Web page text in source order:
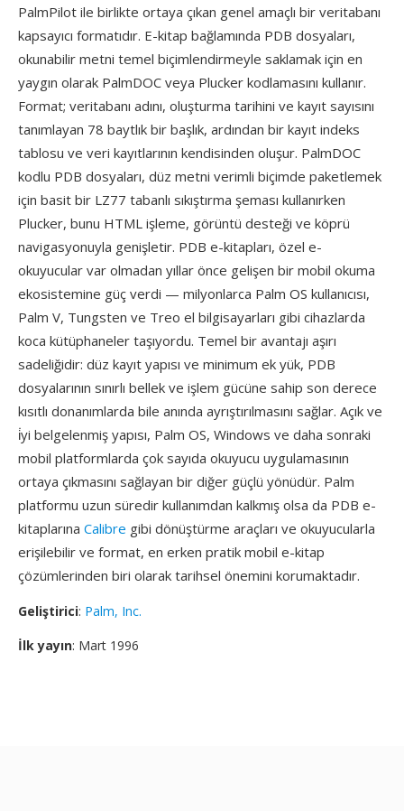
PalmPilot ile birlikte ortaya çıkan genel amaçlı bir veritabanı
kapsayıcı formatıdır. E-kitap bağlamında PDB dosyaları,
okunabilir metni temel biçimlendirmeyle saklamak için en
yaygın olarak PalmDOC veya Plucker kodlamasını kullanır.
Format; veritabanı adını, oluşturma tarihini ve kayıt sayısını
tanımlayan 78 baytlık bir başlık, ardından bir kayıt indeks
tablosu ve veri kayıtlarının kendisinden oluşur. PalmDOC
kodlu PDB dosyaları, düz metni verimli biçimde paketlemek
için basit bir LZ77 tabanlı sıkıştırma şeması kullanırken
Plucker, bunu HTML işleme, görüntü desteği ve köprü
navigasyonuyla genişletir. PDB e-kitapları, özel e-
okuyucular var olmadan yıllar önce gelişen bir mobil okuma
ekosistemine güç verdi — milyonlarca Palm OS kullanıcısı,
Palm V, Tungsten ve Treo el bilgisayarları gibi cihazlarda
koca kütüphaneler taşıyordu. Temel bir avantajı aşırı
sadeliğidir: düz kayıt yapısı ve minimum ek yük, PDB
dosyalarının sınırlı bellek ve işlem gücüne sahip son derece
kısıtlı donanımlarda bile anında ayrıştırılmasını sağlar. Açık ve
i̇yi belgelenmiş yapısı, Palm OS, Windows ve daha sonraki
mobil platformlarda çok sayıda okuyucu uygulamasının
ortaya çıkmasını sağlayan bir diğer güçlü yönüdür. Palm
platformu uzun süredir kullanımdan kalkmış olsa da PDB e-
kitaplarına Calibre gibi dönüştürme araçları ve okuyucularla
erişilebilir ve format, en erken pratik mobil e-kitap
çözümlerinden biri olarak tarihsel önemini korumaktadır.
Geliştirici: Palm, Inc.
İlk yayın: Mart 1996